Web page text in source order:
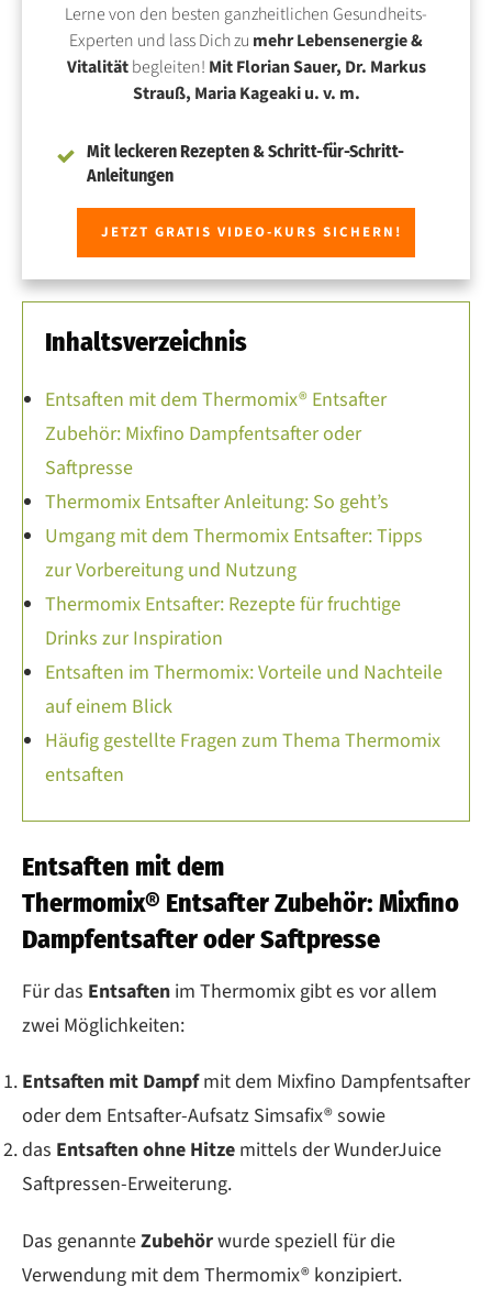
Lerne von den besten ganzheitlichen Gesundheits-
Experten und lass Dich zu mehr Lebensenergie &
Vitalitätbegleiten! Mit Florian Sauer, Dr. Markus
Strauß, Maria Kageaki u. v. m.
Mit leckeren Rezepten & Schritt-für-Schritt-
Anleitungen
JETZT GRATIS VIDEO-KURS SICHERN!
Inhaltsverzeichnis
Entsaften mit dem Thermomix® Entsafter
Zubehör: Mixfino Dampfentsafter oder
Saftpresse
Thermomix Entsafter Anleitung: So geht’s
Umgang mit dem Thermomix Entsafter: Tipps
zur Vorbereitung und Nutzung
Thermomix Entsafter: Rezepte für fruchtige
Drinks zur Inspiration
Entsaften im Thermomix: Vorteile und Nachteile
auf einem Blick
Häufig gestellte Fragen zum Thema Thermomix
entsaften
Entsaften mit dem
Thermomix® Entsafter Zubehör: Mixfino
Dampfentsafter oder Saftpresse
Für das Entsaften im Thermomix gibt es vor allem
zwei Möglichkeiten:
Entsaften mit Dampfmit dem Mixfino Dampfentsafter
oder dem Entsafter-Aufsatz Simsafix® sowie
das Entsaften ohne Hitze mittels der WunderJuice
Saftpressen-Erweiterung.
Das genannteZubehörwurde speziell für die
Verwendung mit dem Thermomix® konzipiert.